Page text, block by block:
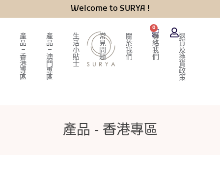
Welcome to SURYA !
產
品
–
香
港
專
區
產
品
–
澳
門
專
區
生
活
小
貼
士
常
見
問
題
關
於
我
們
聯
絡
我
們
退
貨
及
換
貨
政
策
0
產品 - 香港專區